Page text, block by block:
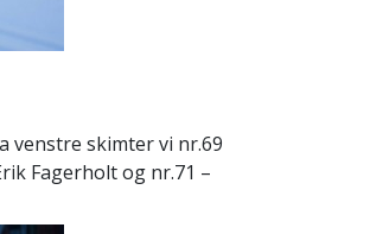
venstre skimter vi nr.69
Fagerholt og nr.71 –